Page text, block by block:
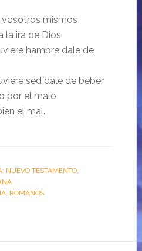
vosotros mismos
la ira de Dios
hambre dale de
sed dale de beber
por el malo
el mal.
NUEVO TESTAMENTO,
, ROMANOS